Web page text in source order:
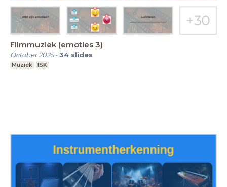
Filmmuziek (emoties 3)
October 2025-34 slides
Muziek ISK